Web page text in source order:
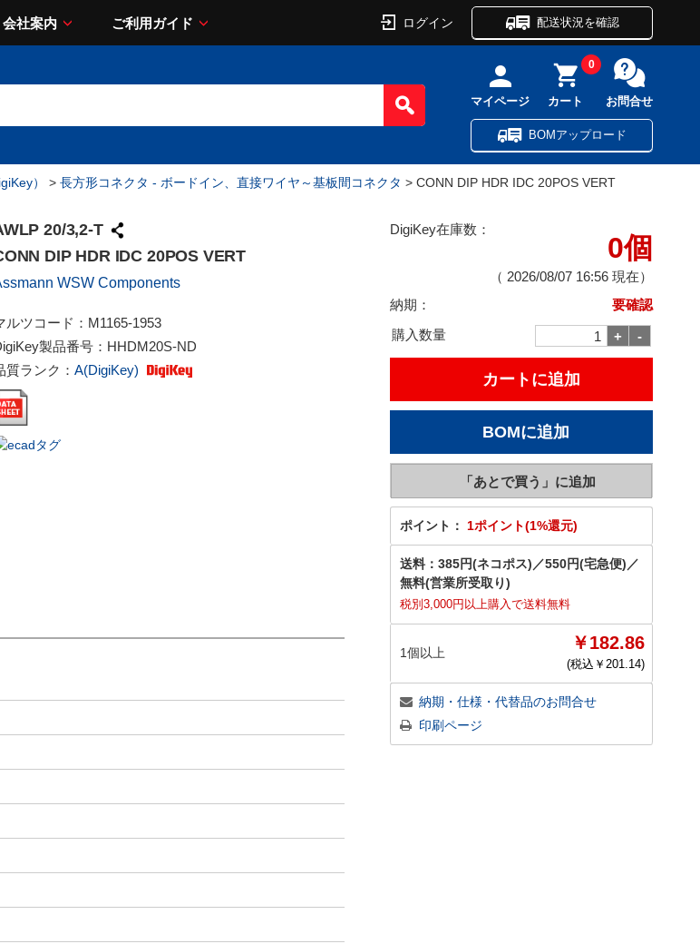
会社案内 ご利用ガイド ログイン 配送状況を確認
マイページ カート
0
お問合せ
BOMアップロード
） > 長方形コネクタ - ボードイン、直接ワイヤ～基板間コネクタ > CONN DIP HDR IDC 20POS VERT
20/3,2-T
DIP HDR IDC 20POS VERT
WSW Components
ルツコード： M1165-1953
製品番号： HHDM20S-ND
質ランク： A(DigiKey)
DigiKey在庫数：
0個
（ 2026/08/07 16:56 現在）
納期：
要確認
購入数量
ポイント： 1ポイント(1%還元)
送料： 385円(ネコポス) ／550円(宅急便) ／
無料(営業所受取り)
税別3,000円以上購入で送料無料
1個以上 ￥182.86
(税込￥ 201.14)
納期・仕様・代替品のお問合せ
印刷ページ